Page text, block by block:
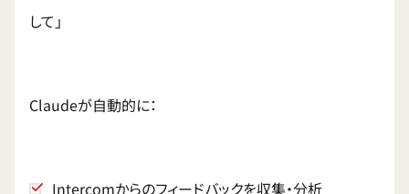
して」
Claudeが自動的に：
Intercomからのフィードバックを収集・分析